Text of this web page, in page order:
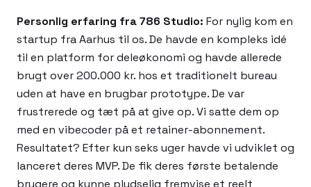
Personlig erfaring fra 786 Studio: For nylig kom en
startup fra Aarhus til os. De havde en kompleks idé
til en platform for deleøkonomi og havde allerede
brugt over 200.000 kr. hos et traditionelt bureau
uden at have en brugbar prototype. De var
frustrerede og tæt på at give op. Vi satte dem op
med en vibecoder på et retainer-abonnement.
Resultatet? Efter kun seks uger havde vi udviklet og
lanceret deres MVP. De fik deres første betalende
brugere og kunne pludselig fremvise et reelt